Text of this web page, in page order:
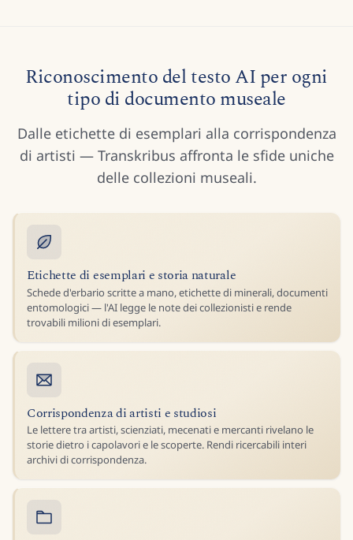
Riconoscimento del testo AI per ogni
tipo di documento museale
Dalle etichette di esemplari alla corrispondenza
di artisti — Transkribus affronta le sfide uniche
delle collezioni museali.
Etichette di esemplari e storia naturale
Schede d'erbario scritte a mano, etichette di minerali, documenti
entomologici — l'AI legge le note dei collezionisti e rende
trovabili milioni di esemplari.
Corrispondenza di artisti e studiosi
Le lettere tra artisti, scienziati, mecenati e mercanti rivelano le
storie dietro i capolavori e le scoperte. Rendi ricercabili interi
archivi di corrispondenza.